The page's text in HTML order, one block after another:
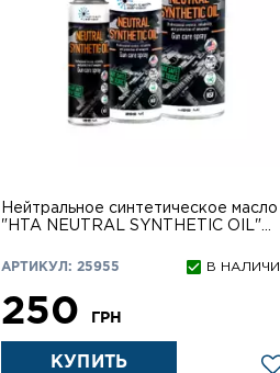
Нейтральное синтетическое масло
"HTA NEUTRAL SYNTHETIC OIL"
АРТИКУЛ: 25955 В
250 ГРН
КУПИТЬ